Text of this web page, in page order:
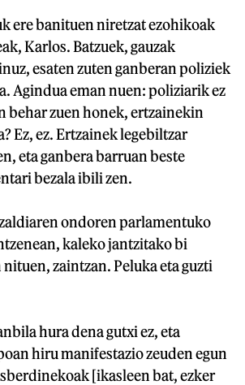
ere banituen niretzat ezohikoak
Karlos. Batzuek, gauzak
esaten zuten ganberan poliziek
Agindua eman nuen: poliziarik ez
behar zuen honek, ertzainekin
Ez, ez. Ertzainek legebiltzar
eta ganbera barruan beste
bezala ibili zen.
ondoren parlamentuko
kaleko jantzitako bi
zaintzan. Peluka eta guzti
hura dena gutxi ez, eta
hiru manifestazio zeuden egun
[ikasleen bat, ezker